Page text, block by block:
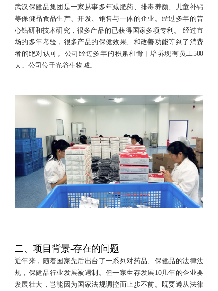
武汉保健品集团是一家从事多年减肥药、排毒养颜、儿童补钙
等保健品食品生产、开发、销售与一体的企业。经过多年的苦
心钻研和技术研究，很多产品的已获得国家多项专利。 经过市
场的多年考验，很多产品的保健效果、和改善功能等到了消费
者的绝对认可。公司经过多年的积累和骨干培养现有员工500
人。公司位于光谷生物城。
二、项目背景-存在的问题
近年来，随着国家先后出台了一系列对药品、保健品的法律法
规，保健品行业发展被遏制。但一家生存发展10几年的企业要
发展壮大，岂能因为国家法规调控而止步不前。既要遵从法律